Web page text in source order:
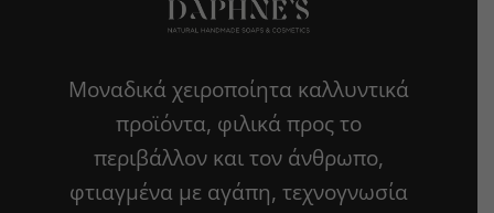
Μοναδικά χειροποίητα καλλυντικά
προϊόντα, φιλικά προς το
περιβάλλον και τον άνθρωπο,
φτιαγμένα με αγάπη, τεχνογνωσία